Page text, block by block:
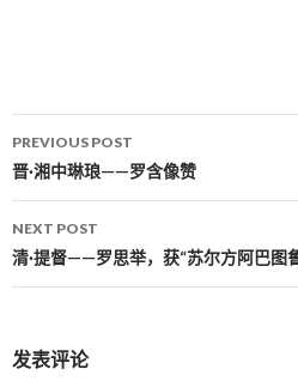
Post navigation
PREVIOUS POST
晋·湘中琳琅——罗含像赞
NEXT POST
清·提督——罗思举，获“苏尔方阿巴图
发表评论